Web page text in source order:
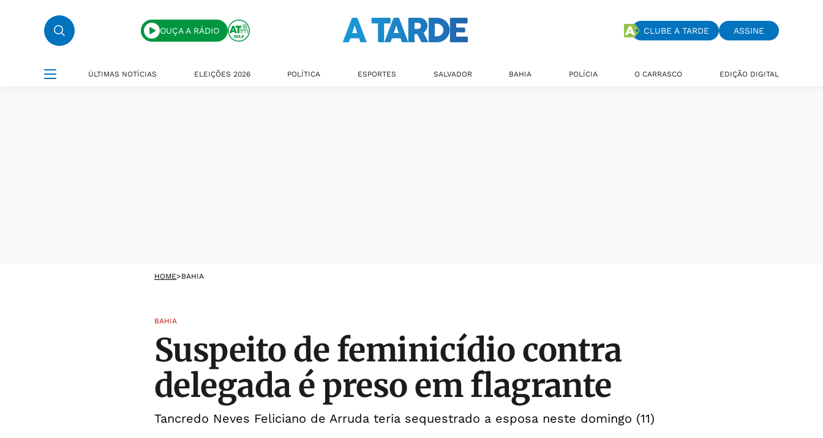
OUÇA A RÁDIO CLUBE A TARDE ASSINE
ÚLTIMAS NOTÍCIAS ELEIÇÕES 2026 POLÍTICA ESPORTES SALVADOR BAHIA POLÍCIA O CARRASCO EDIÇÃO DIGITAL
HOME>BAHIA
BAHIA
Suspeito de feminicídio contra
delegada é preso em flagrante
Tancredo Neves Feliciano de Arruda teria sequestrado a esposa neste domingo (11)